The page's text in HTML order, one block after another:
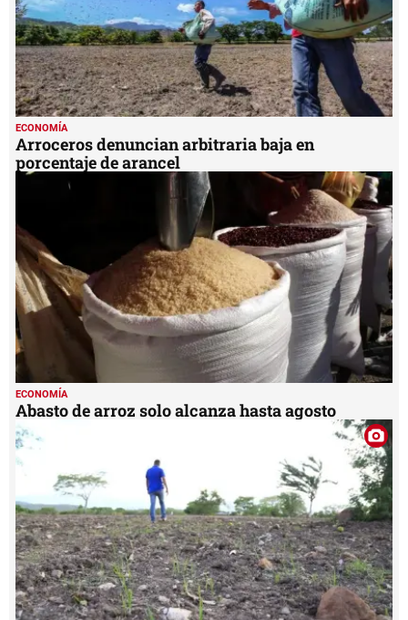
ECONOMÍA
Arroceros denuncian arbitraria baja en
porcentaje de arancel
ECONOMÍA
Abasto de arroz solo alcanza hasta agosto